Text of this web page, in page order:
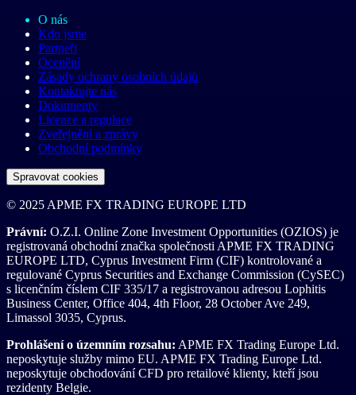
O nás
Kdo jsme
Partneři
Ocenění
Zásady ochrany osobních údajů
Kontaktujte nás
Dokumenty
Licence a regulace
Zveřejnění a zprávy
Obchodní podmínky
Spravovat cookies
© 2025 APME FX TRADING EUROPE LTD
Právní: O.Z.I. Online Zone Investment Opportunities (OZIOS) je
registrovaná obchodní značka společnosti APME FX TRADING
EUROPE LTD, Cyprus Investment Firm (CIF) kontrolované a
regulované Cyprus Securities and Exchange Commission (CySEC)
s licenčním číslem CIF 335/17 a registrovanou adresou Lophitis
Business Center, Office 404, 4th Floor, 28 October Ave 249,
Limassol 3035, Cyprus.
Prohlášení o územním rozsahu: APME FX Trading Europe Ltd.
neposkytuje služby mimo EU. APME FX Trading Europe Ltd.
neposkytuje obchodování CFD pro retailové klienty, kteří jsou
rezidenty Belgie.